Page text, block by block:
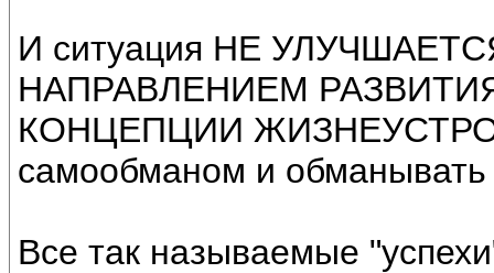
И ситуация НЕ
НАПРАВЛЕНИЕМ
КОНЦЕПЦИИ
самообманом и
Все так называемые